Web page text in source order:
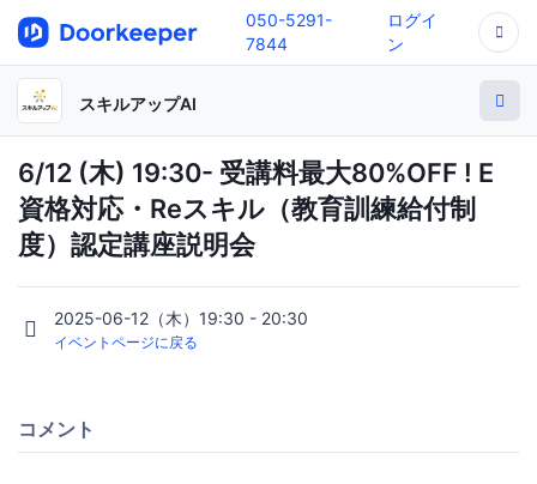
050-5291-
7844
ログイ
ン
スキルアップAI
6/12 (木) 19:30- 受講料最大80%OFF ! E
資格対応・Reスキル（教育訓練給付制
度）認定講座説明会
2025-06-12（木）19:30 - 20:30
イベントページに戻る
コメント